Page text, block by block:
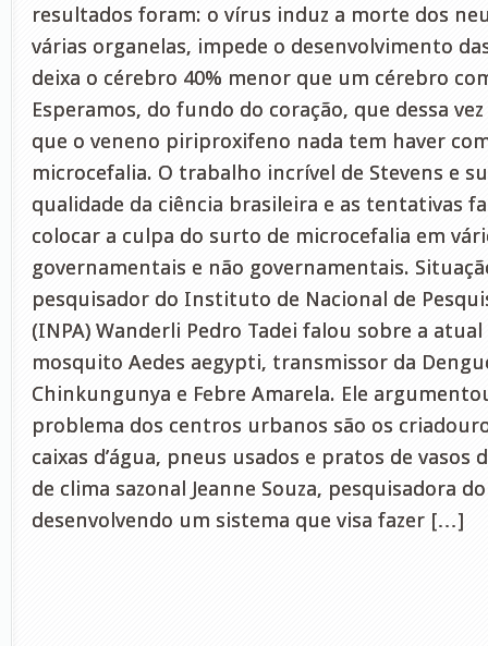
resultados foram: o vírus induz a morte dos
várias organelas, impede o desenvolvimento
deixa o cérebro 40% menor que um cérebro
Esperamos, do fundo do coração, que dessa
que o veneno piriproxifeno nada tem haver
microcefalia. O trabalho incrível de Stevens e
qualidade da ciência brasileira e as tentativas
colocar a culpa do surto de microcefalia em
governamentais e não governamentais.
pesquisador do Instituto de Nacional de
(INPA) Wanderli Pedro Tadei falou sobre a
mosquito Aedes aegypti, transmissor da
Chinkungunya e Febre Amarela. Ele
problema dos centros urbanos são os
caixas d’água, pneus usados e pratos de vasos
de clima sazonal Jeanne Souza, pesquisadora
desenvolvendo um sistema que visa fazer […]